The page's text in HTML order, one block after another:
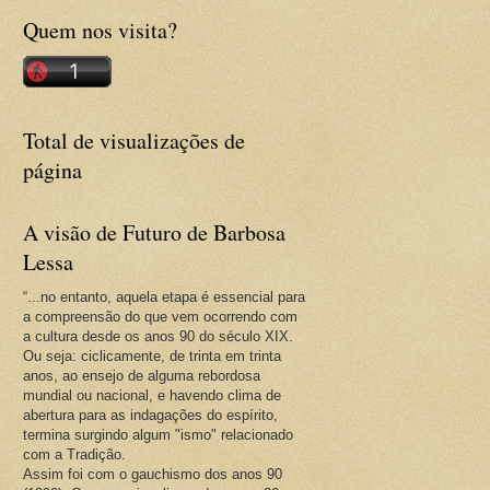
Quem nos visita?
Total de visualizações de
página
A visão de Futuro de Barbosa
Lessa
“...no entanto, aquela etapa é essencial para
a compreensão do que vem ocorrendo com
a cultura desde os anos 90 do século XIX.
Ou seja: ciclicamente, de trinta em trinta
anos, ao ensejo de alguma rebordosa
mundial ou nacional, e havendo clima de
abertura para as indagações do espírito,
termina surgindo algum "ismo" relacionado
com a Tradição.
Assim foi com o gauchismo dos anos 90